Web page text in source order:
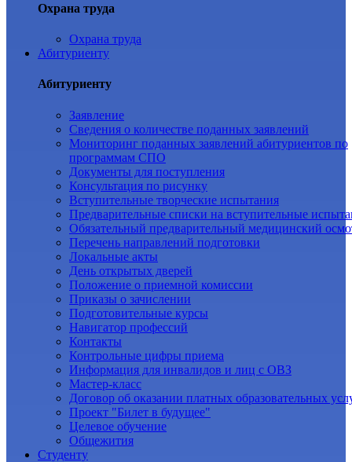
Охрана труда
Охрана труда
Абитуриенту
Абитуриенту
Заявление
Cведения о количестве поданных заявлений
Мониторинг поданных заявлений абитуриентов по
программам СПО
Документы для поступления
Консультация по рисунку
Вступительные творческие испытания
Предварительные списки на вступительные
Обязательный предварительный медицинский
Перечень направлений подготовки
Локальные акты
День открытых дверей
Положение о приемной комиссии
Приказы о зачислении
Подготовительные курсы
Навигатор профессий
Контакты
Контрольные цифры приема
Информация для инвалидов и лиц с ОВЗ
Мастер-класс
Договор об оказании платных образовательных
Проект "Билет в будущее"
Целевое обучение
Общежития
Студенту